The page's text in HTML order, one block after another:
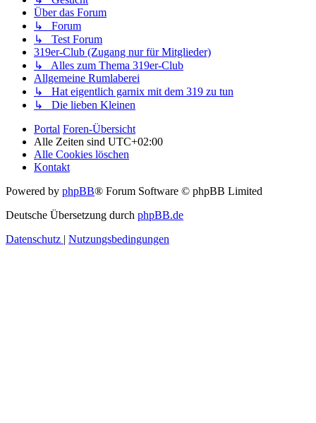
Über das Forum
↳ Forum
↳ Test Forum
319er-Club (Zugang nur für Mitglieder)
↳ Alles zum Thema 319er-Club
Allgemeine Rumlaberei
↳ Hat eigentlich garnix mit dem 319 zu tun
↳ Die lieben Kleinen
Portal Foren-Übersicht
Alle Zeiten sind UTC+02:00
Alle Cookies löschen
Kontakt
Powered by phpBB® Forum Software © phpBB Limited
Deutsche Übersetzung durch phpBB.de
Datenschutz | Nutzungsbedingungen